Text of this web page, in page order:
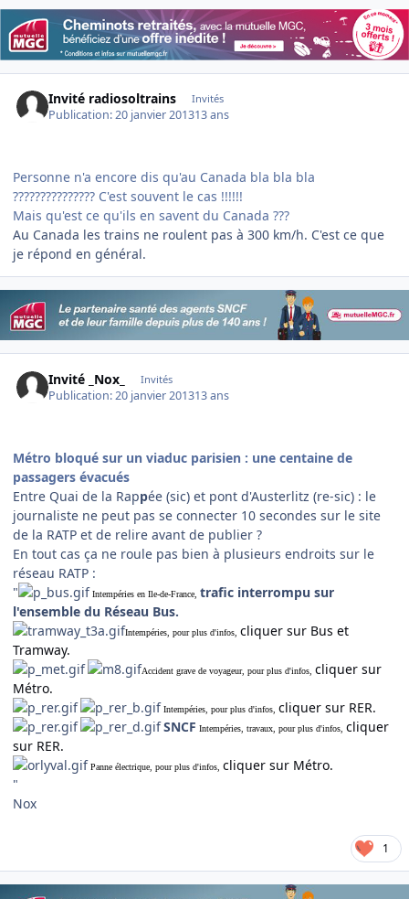
Invité radiosoltrains Invités
Publication:20 janvier 201313 ans
Personne n'a encore dis qu'au Canada bla bla bla
??????????????? C'est souvent le cas !!!!!!
Mais qu'est ce qu'ils en savent du Canada ???
Au Canada les trains ne roulent pas à 300 km/h. C'est ce que
je répond en général.
Invité _Nox_ Invités
Publication:20 janvier 201313 ans
Métro bloqué sur un viaduc parisien : une centaine de
passagers évacués
Entre Quai de la Rappée (sic) et pont d'Austerlitz (re-sic) : le
journaliste ne peut pas se connecter 10 secondes sur le site
de la RATP et de relire avant de publier ?
En tout cas ça ne roule pas bien à plusieurs endroits sur le
réseau RATP :
"
Intempéries en Ile-de-France, trafic interrompu sur
l'ensemble du Réseau Bus.
Intempéries, pour plus d'infos, cliquer sur Bus et
Tramway.
Accident grave de voyageur, pour plus d'infos, cliquer sur
Métro.
Intempéries, pour plus d'infos, cliquer sur RER.
SNCF Intempéries, travaux, pour plus d'infos, cliquer
sur RER.
Panne électrique, pour plus d'infos, cliquer sur Métro.
"
Nox
1